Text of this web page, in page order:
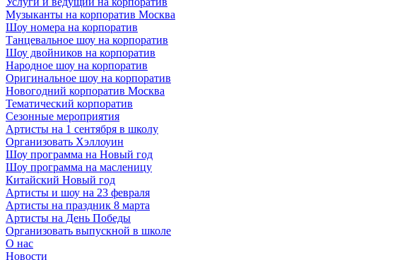
Музыканты на корпоратив Москва
Шоу номера на корпоратив
Танцевальное шоу на корпоратив
Шоу двойников на корпоратив
Народное шоу на корпоратив
Оригинальное шоу на корпоратив
Новогодний корпоратив Москва
Тематический корпоратив
Сезонные мероприятия
Артисты на 1 сентября в школу
Организовать Хэллоуин
Шоу программа на Новый год
Шоу программа на масленицу
Китайский Новый год
Артисты и шоу на 23 февраля
Артисты на праздник 8 марта
Артисты на День Победы
Организовать выпускной в школе
О нас
Новости